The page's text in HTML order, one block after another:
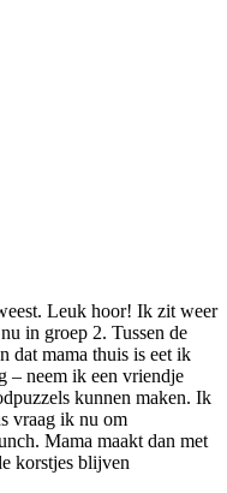
Leuk hoor! Ik zit weer
in groep 2. Tussen de
dat mama thuis is eet ik
– neem ik een vriendje
kunnen maken. Ik
vraag ik nu om
Mama maakt dan met
korstjes blijven